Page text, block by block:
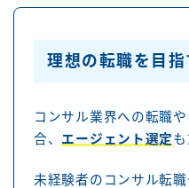
理想の転職を目指
コンサル業界への転職
合、 エージェント選定
未経験者のコンサル転